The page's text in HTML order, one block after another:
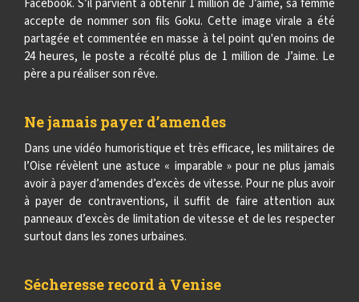
Facebook. S’il parvient à obtenir 1 million de J’aime, sa femme
accepte de nommer son fils Goku. Cette image virale a été
partagée et commentée en masse à tel point qu'en moins de
24 heures, le poste a récolté plus de 1 million de J’aime. Le
père a pu réaliser son rêve.
Ne jamais payer d’amendes
Dans une vidéo humoristique et très efficace, les militaires de
l’Oise révèlent une astuce « imparable » pour ne plus jamais
avoir à payer d’amendes d’excès de vitesse. Pour ne plus avoir
à payer de contraventions, il suffit de faire attention aux
panneaux d’excès de limitation de vitesse et de les respecter
surtout dans les zones urbaines.
Sécheresse record à Venise